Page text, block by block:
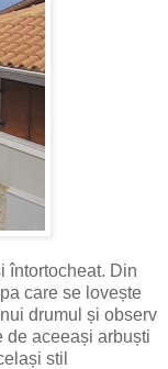
întortocheat. Din
care se lovește
drumul și observ
de aceeași arbuști
stil